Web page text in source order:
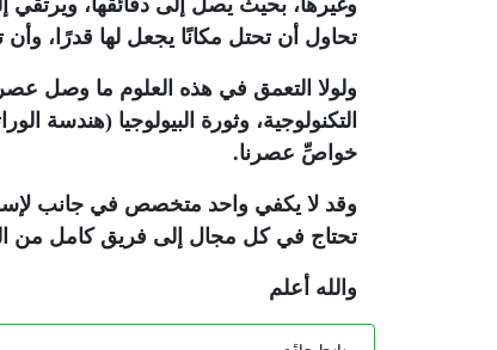
وغيرها، بحيث يصل إلى دقائقها، ويرتقي
تحاول أن تحتل مكانًا يجعل لها قدرًا، وأن
ولولا التعمق في هذه العلوم ما وصل
التكنولوجية، وثورة البيولوجيا (هندسة
خواصِّ عصرنا.
وقد لا يكفي واحد متخصص في جانب
تحتاج في كل مجال إلى فريق كامل من
والله أعلم